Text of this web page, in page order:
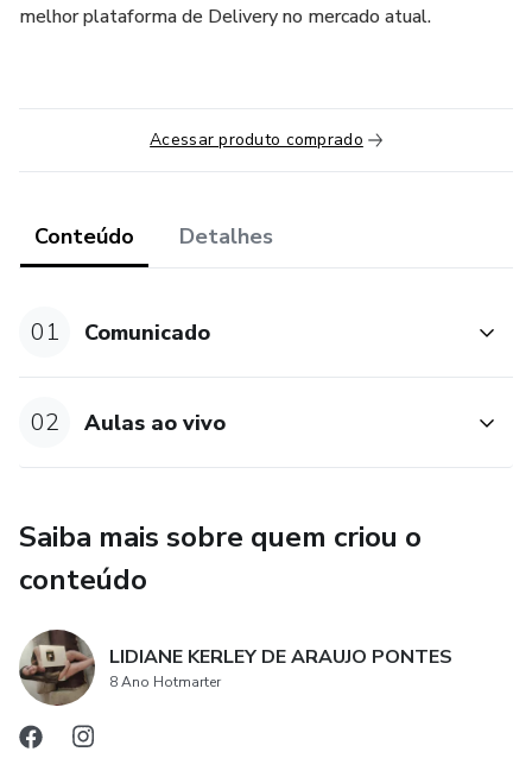
melhor plataforma de Delivery no mercado atual.
Acessar produto comprado
Conteúdo Detalhes
01 Comunicado
02 Aulas ao vivo
Saiba mais sobre quem criou o
conteúdo
LIDIANE KERLEY DE ARAUJO PONTES
8 Ano Hotmarter